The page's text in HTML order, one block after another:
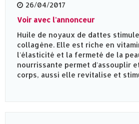
26/04/2017
Voir avec l'annonceur
Huile de noyaux de dattes
collagène. Elle est riche en
l'élasticité et la fermeté de la
nourrissante permet d'assouplir
corps, aussi elle revitalise et